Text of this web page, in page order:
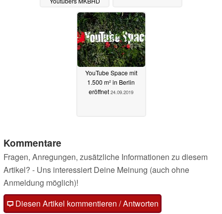
17.12.2019
YouTube Space mit
1.500 m² in Berlin
eröffnet 24.09.2019
Kommentare
Fragen, Anregungen, zusätzliche Informationen zu diesem
Artikel? - Uns interessiert Deine Meinung (auch ohne
Anmeldung möglich)!
Diesen Artikel kommentieren / Antworten